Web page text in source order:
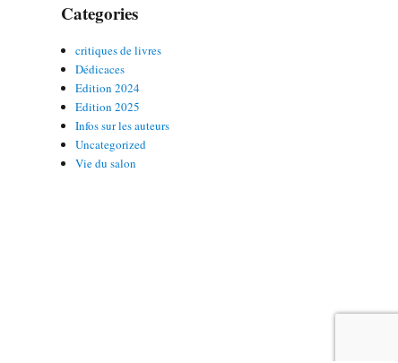
Categories
critiques de livres
Dédicaces
Edition 2024
Edition 2025
Infos sur les auteurs
Uncategorized
Vie du salon